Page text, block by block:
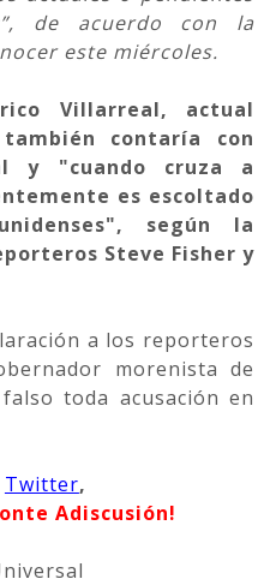
de acuerdo con la
este miércoles.
Villarreal, actual
contaría con
y "cuando cruza a
es escoltado
según la
Steve Fisher y
a los reporteros
morenista de
toda acusación en
Twitter,
Adiscusión!